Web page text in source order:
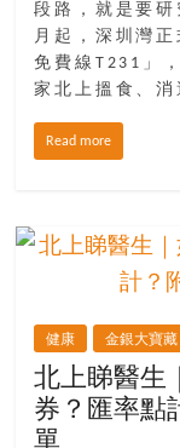
伴
歷
險，
找
尋
樂
藏。
抱
樂
觀
段路，就是要
月起，深圳灣
免費線T231」
家北上搵食、消
Read more
健康 金銀大寶藏
北上睇醫生
券？匯率點
單